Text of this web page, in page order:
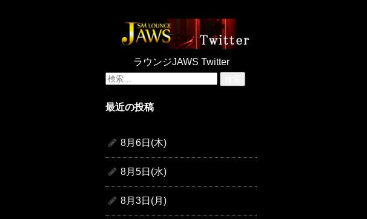
ラウンジJAWS Twitter
検
最近の投稿
8月6日(木)
8月5日(水)
8月3日(月)